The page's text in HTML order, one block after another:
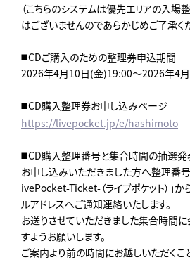
（こちらのシステムは優先エリアの入
はございませんのであらかじめご了承くだ
◼️CDご購入のための整理券申込期間
2026年4月10日(金)19:00～2026年4
◼️CD購入整理券お申し込みページ
https://livepocket.jp/e/hashimoto
◼️CD購入整理番号と集合時間の抽選発
お申し込みいただきました方へ整理番号
ivePocket-Ticket-（ライブポケット）」
ルアドレスへご通知連絡いたします。
お送りさせていただきました集合時間
すようお願いします。
ご案内より前の時間にお越しいただくこ